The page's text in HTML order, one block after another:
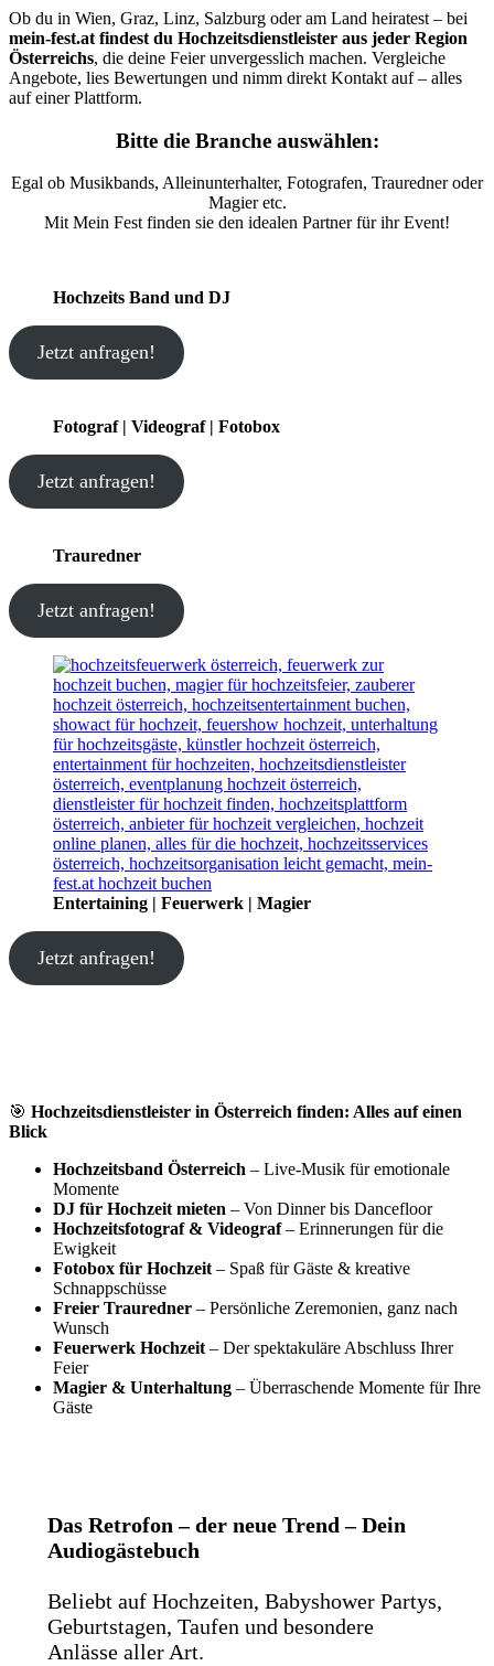
Ob du in Wien, Graz, Linz, Salzburg oder am Land heiratest – bei
mein-fest.at findest du Hochzeitsdienstleister aus jeder Region
Österreichs, die deine Feier unvergesslich machen. Vergleiche
Angebote, lies Bewertungen und nimm direkt Kontakt auf – alles
auf einer Plattform.
Bitte die Branche auswählen:
Egal ob Musikbands, Alleinunterhalter, Fotografen, Trauredner oder
Magier etc.
Mit Mein Fest finden sie den idealen Partner für ihr Event!
Hochzeits Band und DJ
Jetzt anfragen!
Fotograf | Videograf | Fotobox
Jetzt anfragen!
Trauredner
Jetzt anfragen!
Entertaining | Feuerwerk | Magier
Jetzt anfragen!
🎯 Hochzeitsdienstleister in Österreich finden: Alles auf einen
Blick
Hochzeitsband Österreich – Live-Musik für emotionale
Momente
DJ für Hochzeit mieten – Von Dinner bis Dancefloor
Hochzeitsfotograf & Videograf– Erinnerungen für die
Ewigkeit
Fotobox für Hochzeit – Spaß für Gäste & kreative
Schnappschüsse
Freier Trauredner – Persönliche Zeremonien, ganz nach
Wunsch
Feuerwerk Hochzeit – Der spektakuläre Abschluss Ihrer
Feier
Magier & Unterhaltung – Überraschende Momente für Ihre
Gäste
Das Retrofon – der neue Trend – Dein
Audiogästebuch
Beliebt auf Hochzeiten, Babyshower Partys,
Geburtstagen, Taufen und besondere
Anlässe aller Art.